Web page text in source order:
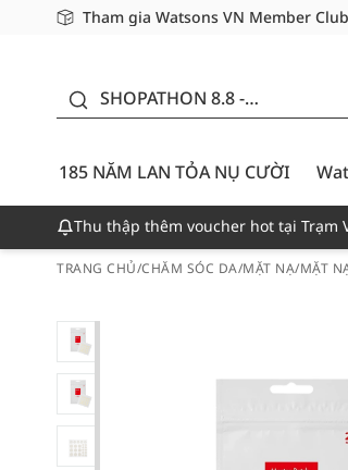
Tham gia Watsons VN Member
Miễn phí giao hàng cho đơn hàng
Giao hàng nhanh 24h - Áp dụng
SHOPATHON 8.8 -
CƯỜI - GIẢM ĐẾN
50%
185 NĂM LAN TỎA NỤ CƯỜI
Thu thập thêm voucher hot tại Trạm
TRANG CHỦ/CHĂM SÓC DA/MẶT NẠ/MẶT